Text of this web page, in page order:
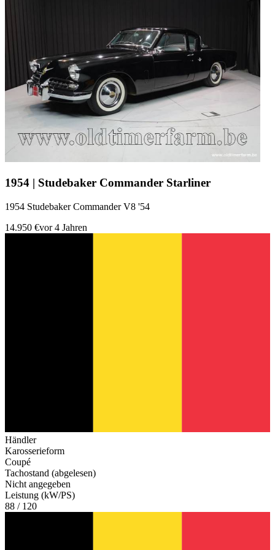
1954 | Studebaker Commander Starliner
1954 Studebaker Commander V8 '54
14.950 €vor 4 Jahren
Händler
Karosserieform
Coupé
Tachostand (abgelesen)
Nicht angegeben
Leistung (kW/PS)
88 / 120